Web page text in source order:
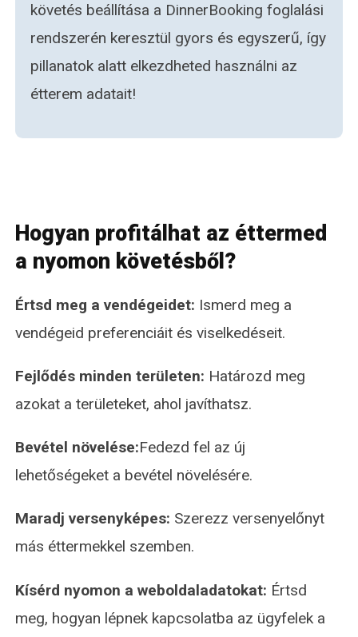
követés beállítása a DinnerBooking foglalási
rendszerén keresztül gyors és egyszerű, így
pillanatok alatt elkezdheted használni az
étterem adatait!
Hogyan profitálhat az éttermed
a nyomon követésből?
Értsd meg a vendégeidet: Ismerd meg a
vendégeid preferenciáit és viselkedéseit.
Fejlődés minden területen: Határozd meg
azokat a területeket, ahol javíthatsz.
Bevétel növelése:Fedezd fel az új
lehetőségeket a bevétel növelésére.
Maradj versenyképes: Szerezz versenyelőnyt
más éttermekkel szemben.
Kísérd nyomon a weboldaladatokat: Értsd
meg, hogyan lépnek kapcsolatba az ügyfelek a